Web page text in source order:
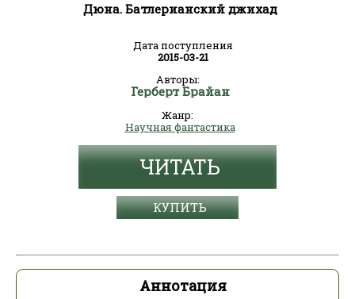
Дюна. Батлерианский джихад
Дата поступления
2015-03-21
Авторы:
Герберт Брайан
Жанр:
Научная фантастика
ЧИТАТЬ
КУПИТЬ
Аннотация